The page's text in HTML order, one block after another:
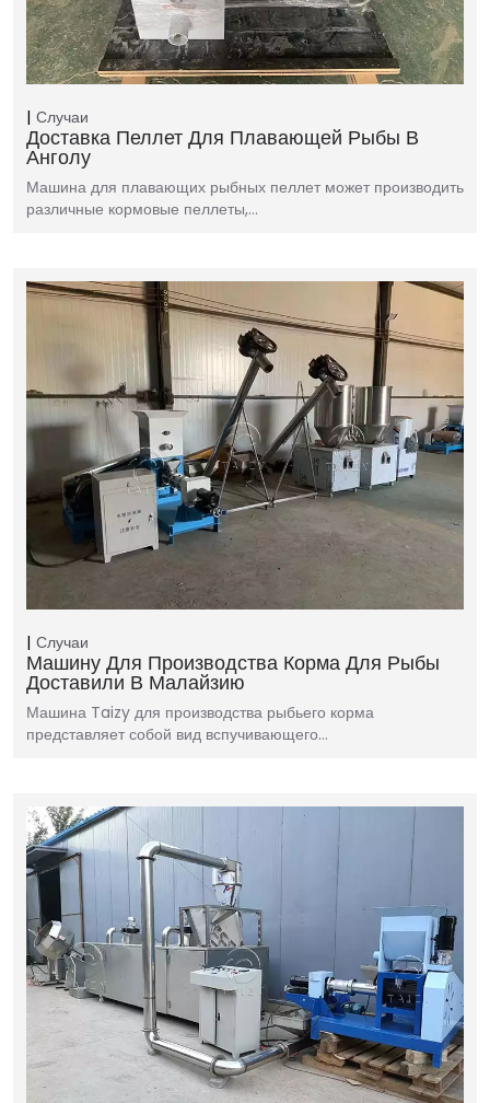
Случаи
Доставка Пеллет Для Плавающей Рыбы В
Анголу
Машина для плавающих рыбных пеллет может производить
различные кормовые пеллеты,…
Случаи
Машину Для Производства Корма Для Рыбы
Доставили В Малайзию
Машина Taizy для производства рыбьего корма
представляет собой вид вспучивающего…